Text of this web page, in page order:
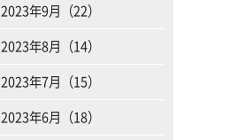
2023年9月（22）
2023年8月（14）
2023年7月（15）
2023年6月（18）